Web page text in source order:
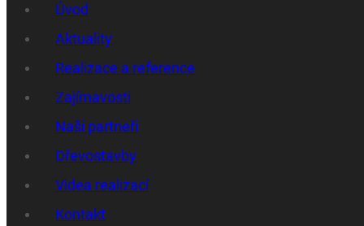
Úvod
Aktuality
Realizace a reference
Zajímavosti
Naši partneři
Dřevostavby
Videa realizací
Kontakt